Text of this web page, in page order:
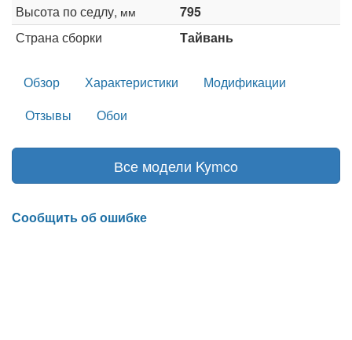
Высота по седлу, мм
795
Страна сборки
Тайвань
Обзор Характеристики
Модификации
Отзывы
Обои
Все модели Kymco
Сообщить об ошибке